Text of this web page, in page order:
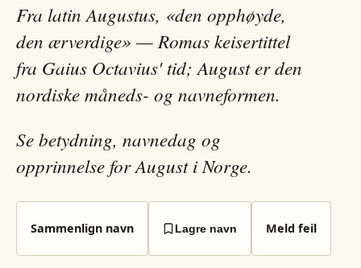
Fra latin Augustus, «den opphøyde,
den ærverdige» — Romas keisertittel
fra Gaius Octavius' tid; August er den
nordiske måneds- og navneformen.
Se betydning, navnedag og
opprinnelse for August i Norge.
Sammenlign navn Lagre navn Meld feil